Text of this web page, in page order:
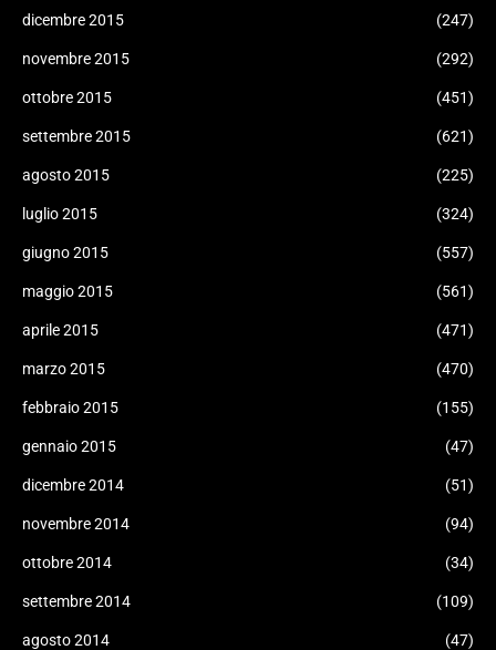
dicembre 2015 (247)
novembre 2015 (292)
ottobre 2015 (451)
settembre 2015 (621)
agosto 2015 (225)
luglio 2015 (324)
giugno 2015 (557)
maggio 2015 (561)
aprile 2015 (471)
marzo 2015 (470)
febbraio 2015 (155)
gennaio 2015 (47)
dicembre 2014 (51)
novembre 2014 (94)
ottobre 2014 (34)
settembre 2014 (109)
agosto 2014 (47)